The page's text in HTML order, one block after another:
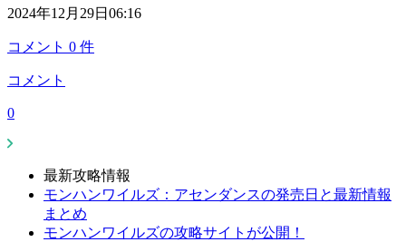
2024年12月29日06:16
コメント 0 件
コメント
0
最新攻略情報
モンハンワイルズ：アセンダンスの発売日と最新情報
まとめ
モンハンワイルズの攻略サイトが公開！